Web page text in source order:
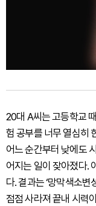
20대 A씨는 고등학교
험 공부를 너무 열심히
어느 순간부터 낮에도
어지는 일이 잦아졌다.
다. 결과는 ‘망막색소
점점 사라져 끝내 시력